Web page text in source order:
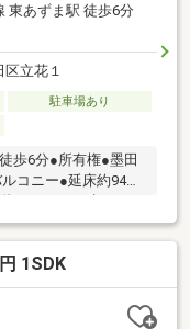
東あずま駅 徒歩6分
立花１
駐車場あり
6分●所有権●墨田
コニー●延床約94㎡
1SDK